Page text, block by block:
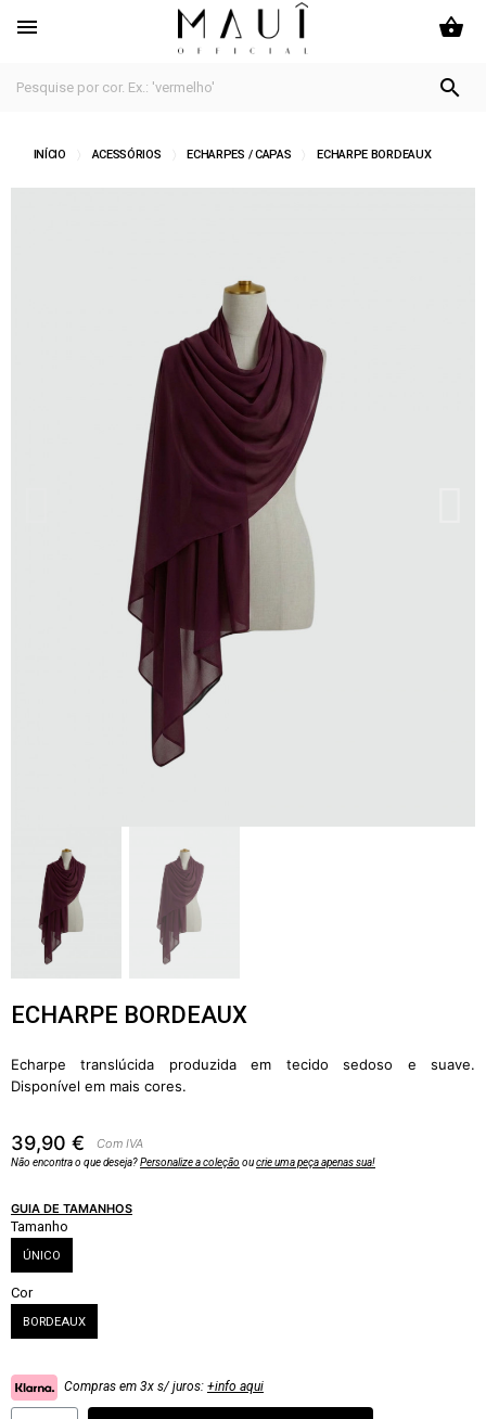
 shopping_basket

INÍCIO ACESSÓRIOS ECHARPES / CAPAS ECHARPE BORDEAUX
ECHARPE BORDEAUX
Echarpe translúcida produzida em tecido sedoso e suave.
Disponível em mais cores.
39,90 € Com IVA
Não encontra o que deseja?Personalize a coleção oucrie uma peça apenas sua!
GUIA DE TAMANHOS
Tamanho
ÚNICO
Cor
BORDEAUX
Compras em 3x s/ juros: +info aqui